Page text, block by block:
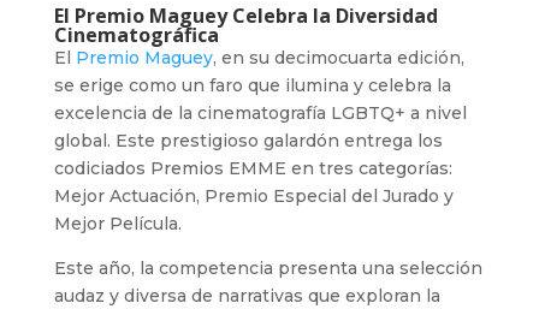
El Premio Maguey Celebra la Diversidad
Cinematográfica
El Premio Maguey, en su decimocuarta edición,
se erige como un faro que ilumina y celebra la
excelencia de la cinematografía LGBTQ+ a nivel
global. Este prestigioso galardón entrega los
codiciados Premios EMME en tres categorías:
Mejor Actuación, Premio Especial del Jurado y
Mejor Película.
Este año, la competencia presenta una selección
audaz y diversa de narrativas que exploran la